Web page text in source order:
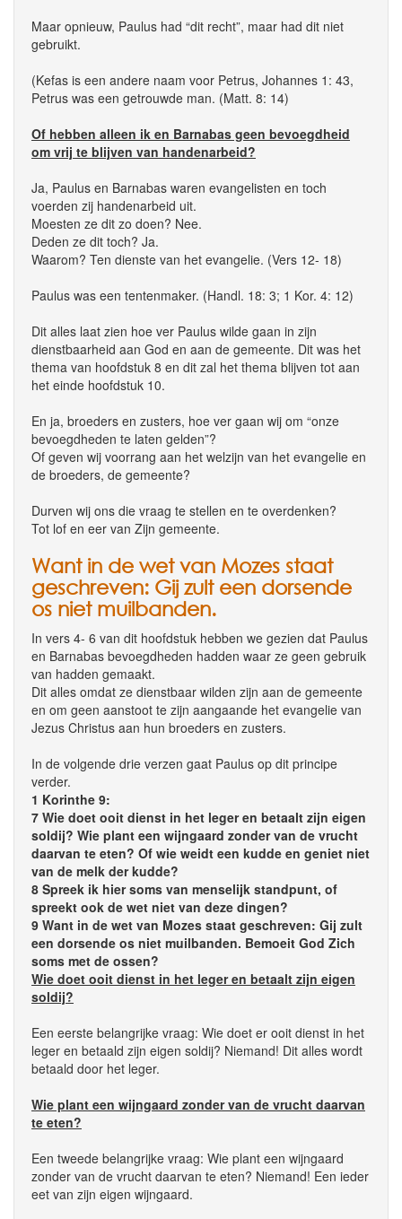
Maar opnieuw, Paulus had “dit recht”, maar had dit niet
gebruikt.
(Kefas is een andere naam voor Petrus, Johannes 1: 43,
Petrus was een getrouwde man. (Matt. 8: 14)
Of hebben alleen ik en Barnabas geen bevoegdheid
om vrij te blijven van handenarbeid?
Ja, Paulus en Barnabas waren evangelisten en toch
voerden zij handenarbeid uit.
Moesten ze dit zo doen? Nee.
Deden ze dit toch? Ja.
Waarom? Ten dienste van het evangelie. (Vers 12- 18)
Paulus was een tentenmaker. (Handl. 18: 3; 1 Kor. 4: 12)
Dit alles laat zien hoe ver Paulus wilde gaan in zijn
dienstbaarheid aan God en aan de gemeente. Dit was het
thema van hoofdstuk 8 en dit zal het thema blijven tot aan
het einde hoofdstuk 10.
En ja, broeders en zusters, hoe ver gaan wij om “onze
bevoegdheden te laten gelden”?
Of geven wij voorrang aan het welzijn van het evangelie en
de broeders, de gemeente?
Durven wij ons die vraag te stellen en te overdenken?
Tot lof en eer van Zijn gemeente.
Want in de wet van Mozes staat
geschreven: Gij zult een dorsende
os niet muilbanden.
In vers 4- 6 van dit hoofdstuk hebben we gezien dat Paulus
en Barnabas bevoegdheden hadden waar ze geen gebruik
van hadden gemaakt.
Dit alles omdat ze dienstbaar wilden zijn aan de gemeente
en om geen aanstoot te zijn aangaande het evangelie van
Jezus Christus aan hun broeders en zusters.
In de volgende drie verzen gaat Paulus op dit principe
verder.
1 Korinthe 9:
7 Wie doet ooit dienst in het leger en betaalt zijn eigen
soldij? Wie plant een wijngaard zonder van de vrucht
daarvan te eten? Of wie weidt een kudde en geniet niet
van de melk der kudde?
8 Spreek ik hier soms van menselijk standpunt, of
spreekt ook de wet niet van deze dingen?
9 Want in de wet van Mozes staat geschreven: Gij zult
een dorsende os niet muilbanden. Bemoeit God Zich
soms met de ossen?
Wie doet ooit dienst in het leger en betaalt zijn eigen
soldij?
Een eerste belangrijke vraag: Wie doet er ooit dienst in het
leger en betaald zijn eigen soldij? Niemand! Dit alles wordt
betaald door het leger.
Wie plant een wijngaard zonder van de vrucht daarvan
te eten?
Een tweede belangrijke vraag: Wie plant een wijngaard
zonder van de vrucht daarvan te eten? Niemand! Een ieder
eet van zijn eigen wijngaard.